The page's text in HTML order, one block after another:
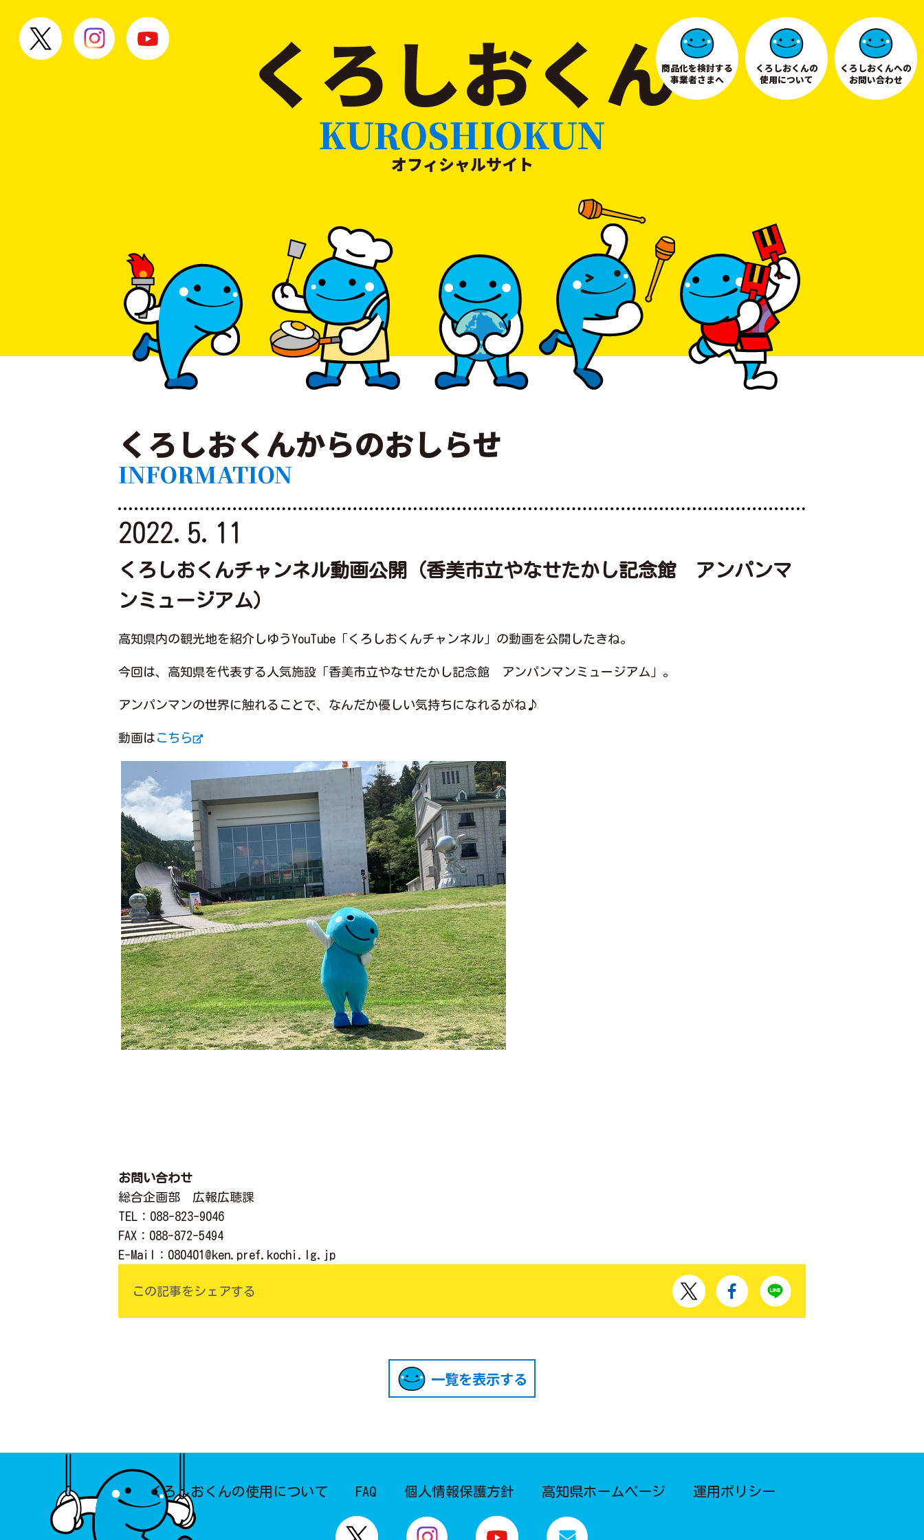
くろしおくん
KUROSHIOKUN
オフィシャルサイト
商品化を検討する
事業者さまへ
くろしおくんの
使用について
くろしおくんへの
お問い合わせ
くろしおくんからのおしらせ
INFORMATION
2022.5.11
くろしおくんチャンネル動画公開（香美市立やなせたかし記念館 アンパンマ
ンミュージアム）
高知県内の観光地を紹介しゆうYouTube「くろしおくんチャンネル」の動画を公開したきね。
今回は、高知県を代表する人気施設「香美市立やなせたかし記念館 アンパンマンミュージアム」。
アンパンマンの世界に触れることで、なんだか優しい気持ちになれるがね♪
動画は こちら
お問い合わせ
総合企画部 広報広聴課
TEL
：088-823-9046
FAX ：088-872-5494
E-Mail
： 080401@ken.pref.kochi.lg.jp
この記事をシェアする
一覧を表示する
くろしおくんの使用について FAQ 個人情報保護方針 高知県ホームページ 運用ポリシー